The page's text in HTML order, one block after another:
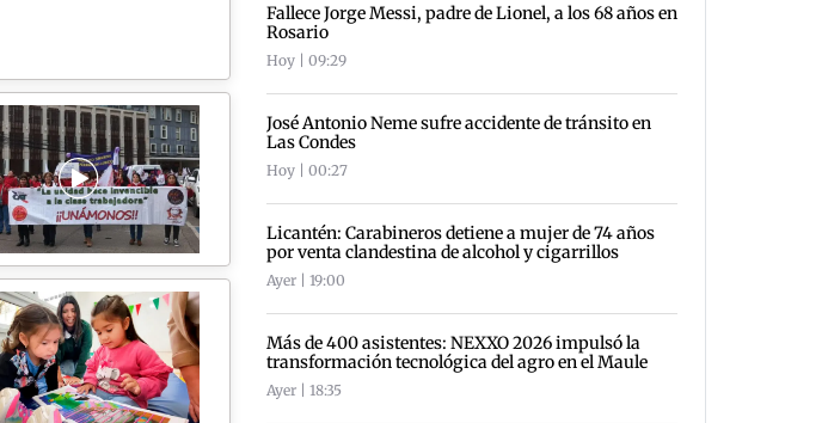
Fallece Jorge Messi, padre de Lionel, a los 68 años en
Rosario
Hoy | 09:29
José Antonio Neme sufre accidente de tránsito en
Las Condes
Hoy | 00:27
Licantén: Carabineros detiene a mujer de 74 años
por venta clandestina de alcohol y cigarrillos
Ayer | 19:00
Más de 400 asistentes: NEXXO 2026 impulsó la
transformación tecnológica del agro en el Maule
Ayer | 18:35